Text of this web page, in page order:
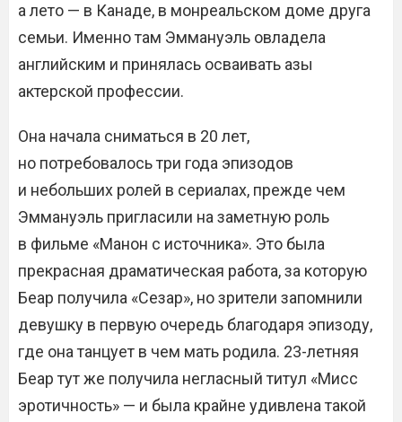
а лето — в Канаде, в монреальском доме друга
семьи. Именно там Эммануэль овладела
английским и принялась осваивать азы
актерской профессии.
Она начала сниматься в 20 лет,
но потребовалось три года эпизодов
и небольших ролей в сериалах, прежде чем
Эммануэль пригласили на заметную роль
в фильме «Манон с источника». Это была
прекрасная драматическая работа, за которую
Беар получила «Сезар», но зрители запомнили
девушку в первую очередь благодаря эпизоду,
где она танцует в чем мать родила. 23-летняя
Беар тут же получила негласный титул «Мисс
эротичность» — и была крайне удивлена такой